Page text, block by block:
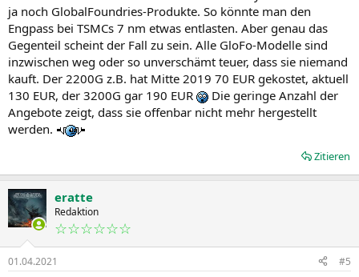
ja noch GlobalFoundries-Produkte. So könnte man den
Engpass bei TSMCs 7 nm etwas entlasten. Aber genau das
Gegenteil scheint der Fall zu sein. Alle GloFo-Modelle sind
inzwischen weg oder so unverschämt teuer, dass sie niemand
kauft. Der 2200G z.B. hat Mitte 2019 70 EUR gekostet, aktuell
130 EUR, der 3200G gar 190 EUR
Die geringe Anzahl der
Angebote zeigt, dass sie offenbar nicht mehr hergestellt
werden.
Zitieren
eratte
Redaktion
☆☆☆☆☆☆
01.04.2021 #5